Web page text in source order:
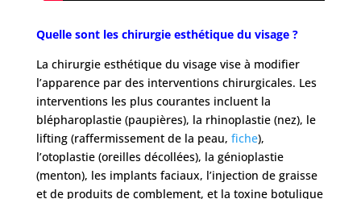
Quelle sont les chirurgie esthétique du visage ?
La chirurgie esthétique du visage vise à modifier
l’apparence par des interventions chirurgicales. Les
interventions les plus courantes incluent la
blépharoplastie (paupières), la rhinoplastie (nez), le
lifting (raffermissement de la peau, fiche),
l’otoplastie (oreilles décollées), la génioplastie
(menton), les implants faciaux, l’injection de graisse
et de produits de comblement, et la toxine botulique